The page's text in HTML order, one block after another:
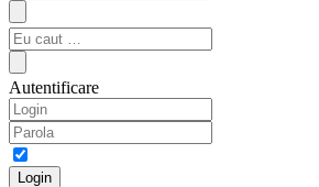
Autentificare